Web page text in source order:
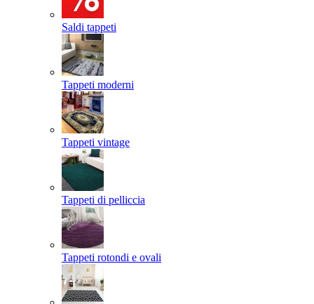
Saldi tappeti
Tappeti moderni
Tappeti vintage
Tappeti di pelliccia
Tappeti rotondi e ovali